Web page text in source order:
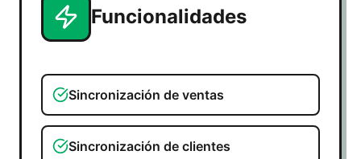
Funcionalidades
Sincronización de ventas
Sincronización de clientes